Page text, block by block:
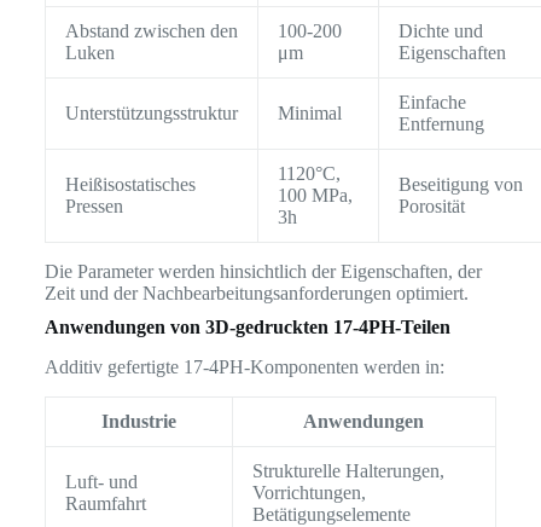
Abstand zwischen den
Luken
100-200
μm
Dichte und
Eigenschaften
Unterstützungsstruktur Minimal
Einfache
Entfernung
Heißisostatisches
Pressen
1120°C,
100 MPa,
3h
Beseitigung von
Porosität
Die Parameter werden hinsichtlich der Eigenschaften, der
Zeit und der Nachbearbeitungsanforderungen optimiert.
Anwendungen von 3D-gedruckten 17-4PH-Teilen
Additiv gefertigte 17-4PH-Komponenten werden in:
Industrie Anwendungen
Luft- und
Raumfahrt
Strukturelle Halterungen,
Vorrichtungen,
Betätigungselemente